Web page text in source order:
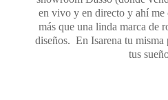
en vivo y en directo y ahí me
más que una linda marca de
diseños. En Isarena tu misma
tus